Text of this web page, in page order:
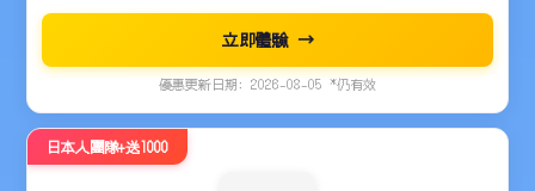
立即體驗 →
優惠更新日期: 2026-08-05 *仍有效
日本人團隊+送1000